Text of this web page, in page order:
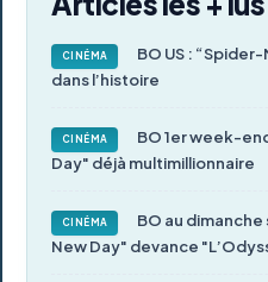
CINÉMA
BO US :
dans l’histoire
CINÉMA
BO 1er week-
Day" déjà multimillionnaire
CINÉMA
BO au
New Day" devance